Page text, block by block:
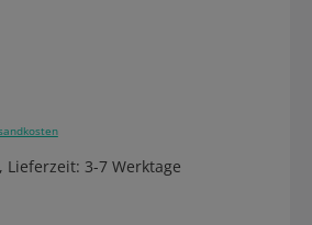
3-7 Werktage